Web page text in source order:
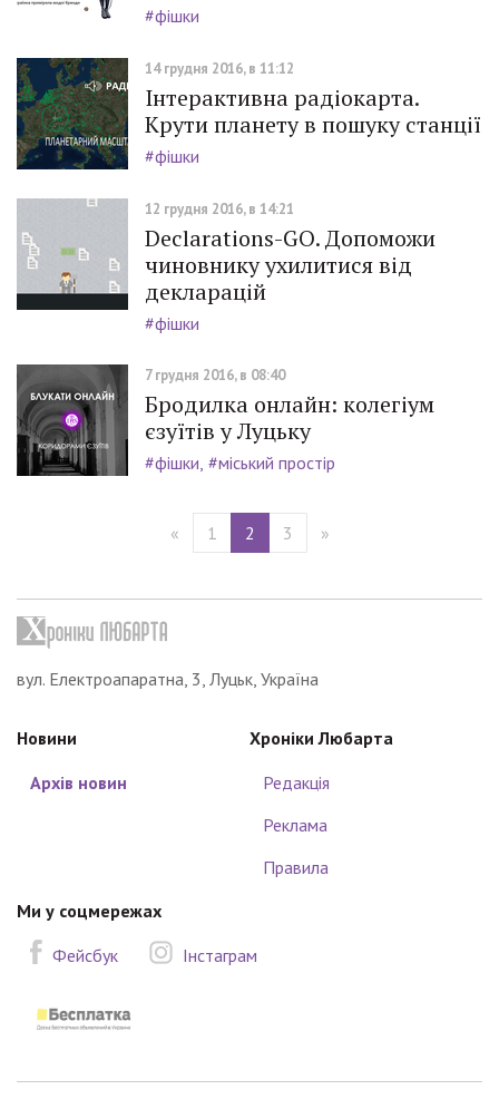
#фішки
14 грудня 2016, в 11:12
Інтерактивна радіокарта.
Крути планету в пошуку станції
#фішки
12 грудня 2016, в 14:21
Declarations-GO. Допоможи
чиновнику ухилитися від
декларацій
#фішки
7 грудня 2016, в 08:40
Бродилка онлайн: колегіум
єзуїтів у Луцьку
#фішки #міський простір
« 1 2 3 »
вул. Електроапаратна, 3, Луцьк, Україна
Новини
Архів новин
Хроніки Любарта
Редакція
Реклама
Правила
Ми у соцмережах
Фейсбук
Інстаграм